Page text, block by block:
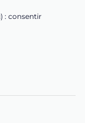
: consentir